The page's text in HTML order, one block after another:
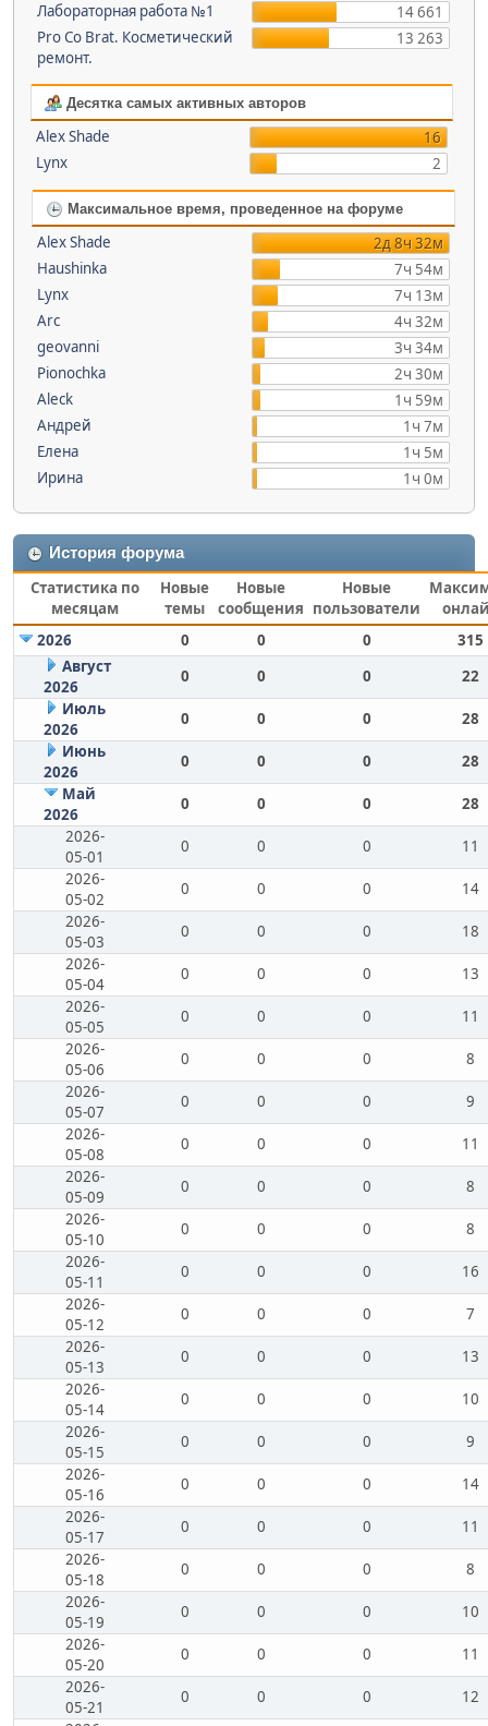
Лабораторная работа №1
14 661
Pro Co Brat. Косметический
ремонт.
13 263
Десятка самых активных авторов
Alex Shade
16
Lynx
2
Максимальное время, проведенное на форуме
Alex Shade
2д 8ч 32м
Haushinka
7ч 54м
Lynx
7ч 13м
Arc
4ч 32м
geovanni
3ч 34м
Pionochka
2ч 30м
Aleck
1ч 59м
Андрей
1ч 7м
Елена
1ч 5м
Ирина
1ч 0м
История форума
Статистика по
месяцам
Новые
темы
Новые
сообщения
Новые
пользователи
2026
0 0 0
315
Август
2026
0 0 0
22
Июль
2026
0 0 0
28
Июнь
2026
0 0 0
28
Май
2026
0 0 0
28
2026-
05-01
0 0 0
11
2026-
05-02
0 0 0
14
2026-
05-03
0 0 0
18
2026-
05-04
0 0 0
13
2026-
05-05
0 0 0
11
2026-
05-06
0 0 0
8
2026-
05-07
0 0 0
9
2026-
05-08
0 0 0
11
2026-
05-09
0 0 0
8
2026-
05-10
0 0 0
8
2026-
05-11
0 0 0
16
2026-
05-12
0 0 0
7
2026-
05-13
0 0 0
13
2026-
05-14
0 0 0
10
2026-
05-15
0 0 0
9
2026-
05-16
0 0 0
14
2026-
05-17
0 0 0
11
2026-
05-18
0 0 0
8
2026-
05-19
0 0 0
10
2026-
05-20
0 0 0
11
2026-
05-21
0 0 0
12